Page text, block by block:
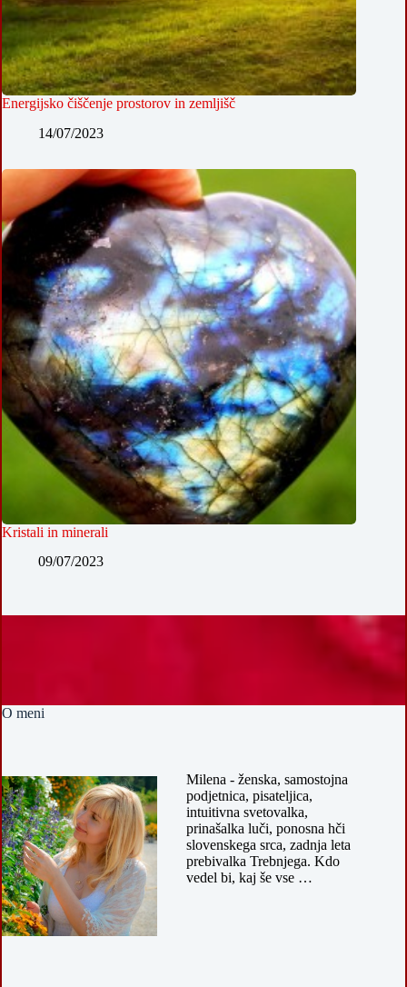
Energijsko čiščenje prostorov in zemljišč
14/07/2023
Kristali in minerali
09/07/2023
O meni
Milena - ženska, samostojna
podjetnica, pisateljica,
intuitivna svetovalka,
prinašalka luči, ponosna hči
slovenskega srca, zadnja leta
prebivalka Trebnjega. Kdo
vedel bi, kaj še vse …